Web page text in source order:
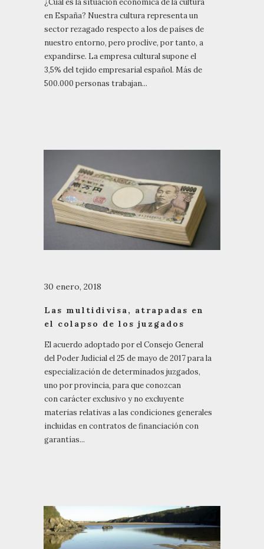
en España? Nuestra cultura representa un
sector rezagado respecto a los de países de
nuestro entorno, pero proclive, por tanto, a
expandirse. La empresa cultural supone el
3,5% del tejido empresarial español. Más de
500.000 personas trabajan...
30 enero, 2018
Las multidivisa, atrapadas en
el colapso de los juzgados
El acuerdo adoptado por el Consejo General
del Poder Judicial el 25 de mayo de 2017 para la
especialización de determinados juzgados,
uno por provincia, para que conozcan
con carácter exclusivo y no excluyente
materias relativas a las condiciones generales
incluidas en contratos de financiación con
garantías...